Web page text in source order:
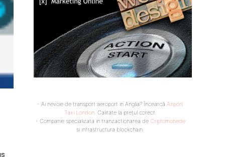
- Ai nevoie de transport aeroport in Anglia? Încearcă Airport
Taxi London. Calitate la prețul corect.
- Companie specializata in tranzactionarea de Criptomonede
si infrastructura blockchain.